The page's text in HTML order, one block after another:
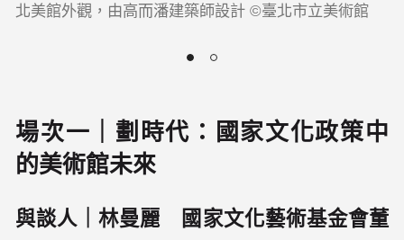
北美館外觀，由高而潘建築師設計 ©臺北市立美術館
場次一｜劃時代：國家文化政策中
的美術館未來
與談人｜林曼麗 國家文化藝術基金會董